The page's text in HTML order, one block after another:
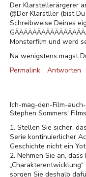
Der Klarstellerärgerer
@Der Klarstller (bist
Schreibweise Deines
Monsterfilm und werd
Na wenigstens magst
Permalink
Antworten
Ich-mag-den-Film-
Stephen Sommers'
1. Stellen Sie sicher,
Serie kontinuierlicher
Geschichte nicht ein
2. Nehmen Sie an,
sorgen Sie deshalb